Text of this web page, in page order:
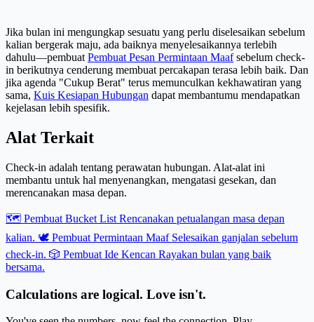
Jika bulan ini mengungkap sesuatu yang perlu diselesaikan sebelum
kalian bergerak maju, ada baiknya menyelesaikannya terlebih
dahulu—pembuat Pembuat Pesan Permintaan Maafsebelum check-
in berikutnya cenderung membuat percakapan terasa lebih baik. Dan
jika agenda "Cukup Berat" terus memunculkan kekhawatiran yang
sama, Kuis Kesiapan Hubungan dapat membantumu mendapatkan
kejelasan lebih spesifik.
Alat Terkait
Check-in adalah tentang perawatan hubungan. Alat-alat ini
membantu untuk hal menyenangkan, mengatasi gesekan, dan
merencanakan masa depan.
🗺️ Pembuat Bucket List Rencanakan petualangan masa depan
kalian. 🕊️ Pembuat Permintaan Maaf Selesaikan ganjalan sebelum
check-in. 🎲 Pembuat Ide Kencan Rayakan bulan yang baik
bersama.
Calculations are logical. Love isn't.